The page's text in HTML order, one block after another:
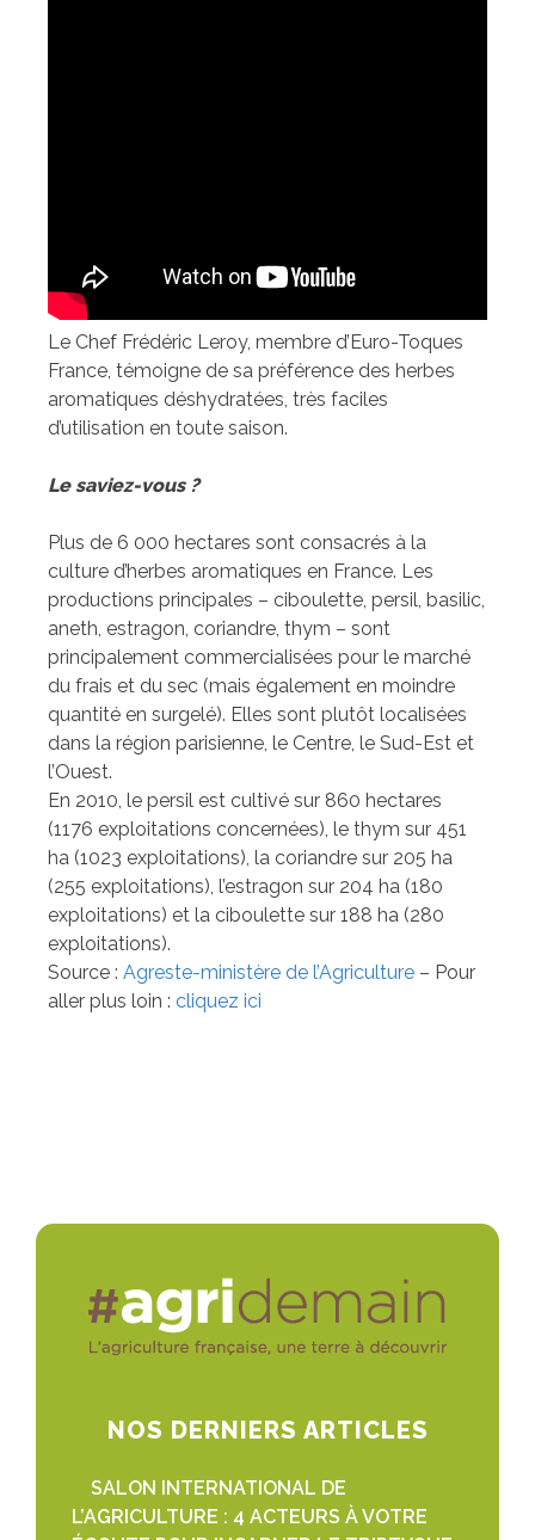
Le Chef Frédéric Leroy, membre d’Euro-Toques
France, témoigne de sa préférence des herbes
aromatiques déshydratées, très faciles
d’utilisation en toute saison.
Le saviez-vous ?
Plus de 6 000 hectares sont consacrés à la
culture d’herbes aromatiques en France. Les
productions principales – ciboulette, persil, basilic,
aneth, estragon, coriandre, thym – sont
principalement commercialisées pour le marché
du frais et du sec (mais également en moindre
quantité en surgelé). Elles sont plutôt localisées
dans la région parisienne, le Centre, le Sud-Est et
l’Ouest.
En 2010, le persil est cultivé sur 860 hectares
(1176 exploitations concernées), le thym sur 451
ha (1023 exploitations), la coriandre sur 205 ha
(255 exploitations), l’estragon sur 204 ha (180
exploitations) et la ciboulette sur 188 ha (280
exploitations).
Source : Agreste-ministère de l’Agriculture – Pour
aller plus loin : cliquez ici
NOS DERNIERS ARTICLES
SALON INTERNATIONAL DE
L’AGRICULTURE : 4 ACTEURS À VOTRE